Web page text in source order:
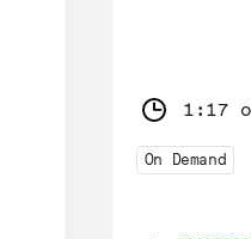
1:17
On Demand